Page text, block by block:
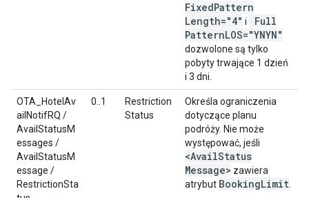
FixedPattern
Length="4" i
Full
PatternLOS="YNYN"
dozwolone są tylko
pobyty trwające 1 dzień
i 3 dni.
OTA_HotelAv
ailNotifRQ /
AvailStatusM
essages /
AvailStatusM
essage /
RestrictionSta
0..1
Restriction
Status
Określa ograniczenia
dotyczące planu
podróży. Nie może
występować, jeśli
<AvailStatus
Message> zawiera
atrybut BookingLimit